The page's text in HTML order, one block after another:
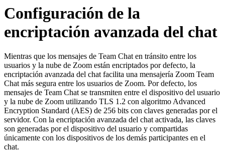
Configuración de la
encriptación avanzada del chat
Mientras que los mensajes de Team Chat en tránsito entre los
usuarios y la nube de Zoom están encriptados por defecto, la
encriptación avanzada del chat facilita una mensajería Zoom Team
Chat más segura entre los usuarios de Zoom. Por defecto, los
mensajes de Team Chat se transmiten entre el dispositivo del usuario
y la nube de Zoom utilizando TLS 1.2 con algoritmo Advanced
Encryption Standard (AES) de 256 bits con claves generadas por el
servidor. Con la encriptación avanzada del chat activada, las claves
son generadas por el dispositivo del usuario y compartidas
únicamente con los dispositivos de los demás participantes en el
chat.